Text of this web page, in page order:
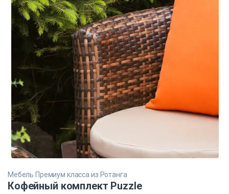
Мебель Премиум класса из Ротанга
Кофейный комплект Puzzle